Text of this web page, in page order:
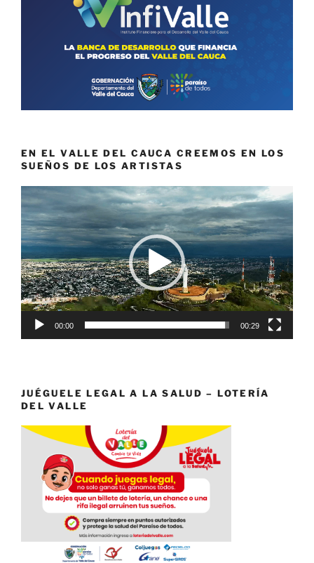
EN EL VALLE DEL CAUCA CREEMOS EN LOS
SUEÑOS DE LOS ARTISTAS
Reproductor
de
vídeo
00:00 00:29
JUÉGUELE LEGAL A LA SALUD – LOTERÍA
DEL VALLE